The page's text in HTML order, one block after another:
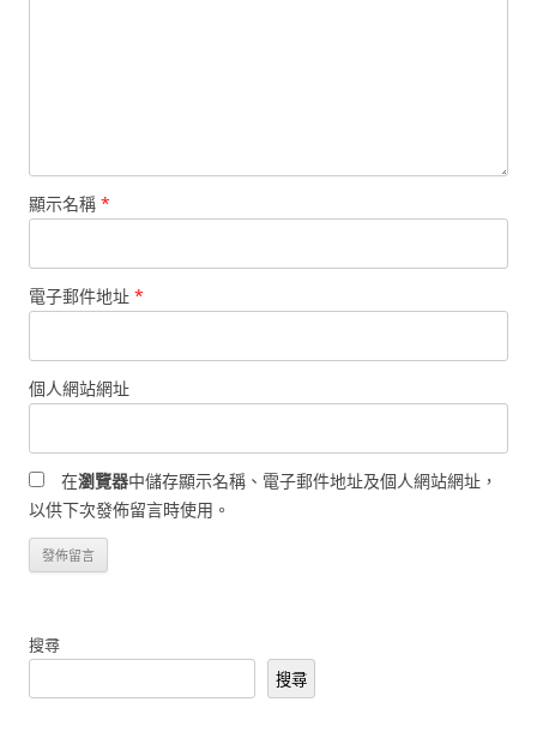
顯示名稱 *
電子郵件地址 *
個人網站網址
在瀏覽器中儲存顯示名稱、電子郵件地址及個人網站網址，
以供下次發佈留言時使用。
搜尋
搜尋